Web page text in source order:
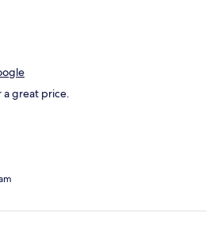
a great price.